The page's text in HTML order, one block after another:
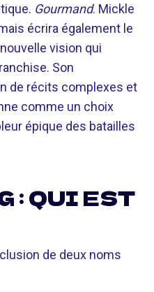
Gourmand. Mickle
écrira également le
vision qui
Son
de récits complexes et
comme un choix
épique des batailles
: QUI EST
de deux noms